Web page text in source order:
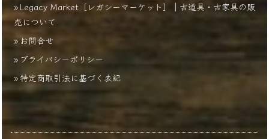
Legacy Market［レガシーマーケット］｜古道具・古家具の販
売について
お問合せ
プライバシーポリシー
特定商取引法に基づく表記